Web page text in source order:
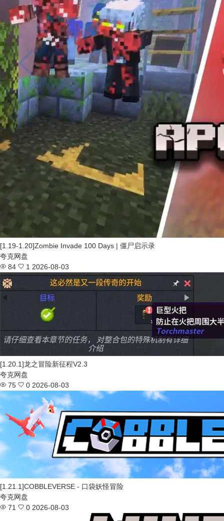
[1.19-1.20]Zombie Invade 100 Days | 僵尸启示录
夸克网盘
84
1 2026-08-03
[1.20.1]龙之冒险新征程V2.3
夸克网盘
75
0 2026-08-03
[1.21.1]COBBLEVERSE - 口袋妖怪冒险
夸克网盘
71
0 2026-08-03